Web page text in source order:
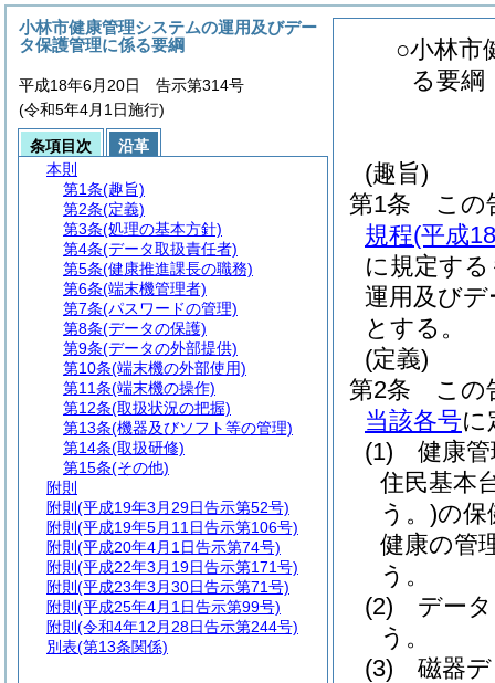
○小林市
る要綱
(趣旨)
第1条
この
規程(平成
に規定す
運用及び
とする。
(定義)
第2条
この
当該各号に
(1)
健康
住民基本
う。)の保
健康の管
う。
(2)
デー
う。
(3)
磁器
小林市健康管理システムの運用及びデー
タ保護管理に係る要綱
平成18年6月20日 告示第314号
(令和5年4月1日施行)
条項目次
沿革
本則
第1条(趣旨)
第2条(定義)
第3条(処理の基本方針)
第4条(データ取扱責任者)
第5条(健康推進課長の職務)
第6条(端末機管理者)
第7条(パスワードの管理)
第8条(データの保護)
第9条(データの外部提供)
第10条(端末機の外部使用)
第11条(端末機の操作)
第12条(取扱状況の把握)
第13条(機器及びソフト等の管理)
第14条(取扱研修)
第15条(その他)
附則
附則 (平成19年3月29日告示第52号)
附則 (平成19年5月11日告示第106号)
附則 (平成20年4月1日告示第74号)
附則 (平成22年3月19日告示第171号)
附則 (平成23年3月30日告示第71号)
附則 (平成25年4月1日告示第99号)
附則 (令和4年12月28日告示第244号)
別表(第13条関係)